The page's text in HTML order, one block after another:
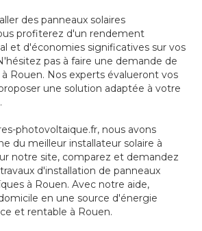
des panneaux solaires
profiterez d'un rendement
et d'économies significatives sur vos
pas à faire une demande de
Rouen. Nos experts évalueront vos
une solution adaptée à votre
photovoltaique.fr, nous avons
du meilleur installateur solaire à
notre site, comparez et demandez
d'installation de panneaux
à Rouen. Avec notre aide,
en une source d'énergie
et rentable à Rouen.